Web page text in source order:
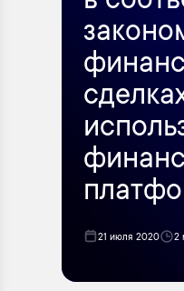
21 июля 2020 2